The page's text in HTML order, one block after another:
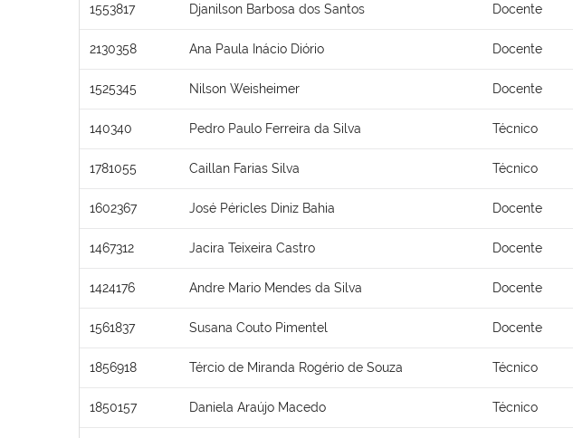
1553817 Djanilson Barbosa dos Santos Docente
2130358 Ana Paula Inácio Diório Docente
1525345 Nilson Weisheimer Docente
140340 Pedro Paulo Ferreira da Silva Técnico
1781055 Caillan Farias Silva Técnico
1602367 José Péricles Diniz Bahia Docente
1467312 Jacira Teixeira Castro Docente
1424176 Andre Mario Mendes da Silva Docente
1561837 Susana Couto Pimentel Docente
1856918 Tércio de Miranda Rogério de Souza Técnico
1850157 Daniela Araújo Macedo Técnico